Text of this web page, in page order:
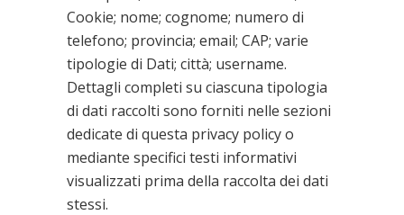
Cookie; nome; cognome; numero di
telefono; provincia; email; CAP; varie
tipologie di Dati; città; username.
Dettagli completi su ciascuna tipologia
di dati raccolti sono forniti nelle sezioni
dedicate di questa privacy policy o
mediante specifici testi informativi
visualizzati prima della raccolta dei dati
stessi.